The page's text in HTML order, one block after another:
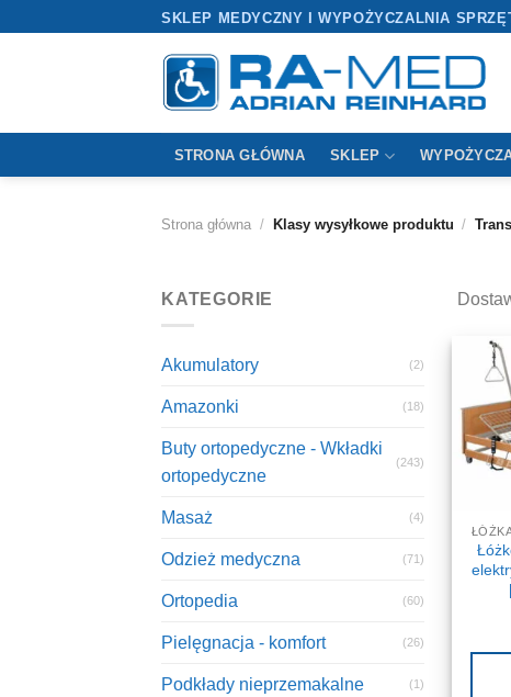
SKLEP MEDYCZNY I WYPOŻYCZALNIA
STRONA GŁÓWNA SKLEP
Strona główna / Klasy wysyłkowe produktu /
KATEGORIE
Akumulatory (2)
Amazonki (18)
Buty ortopedyczne - Wkładki
ortopedyczne
(243)
Masaż (4)
Odzież medyczna (71)
Ortopedia (60)
Pielęgnacja - komfort (26)
Podkłady nieprzemakalne (1)